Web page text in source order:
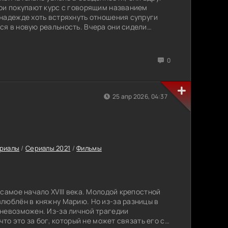
покупают курс с говорящим названием
хоть встряхнуть отношения супруги
в новую реальность. Вчера они сидели
на плохо срежиссированное шоу, чем на
Но чем дальше, тем меньше они
ссорятся, спорят, смеются, пытаются
всё ещё страшно. Но вскоре Коноваловы
и советы лишь поверхностная
трещину. За спальней прячется то, что
0
/ Сериалы 2021 /Фильмы
начало XVIII века. Молодой крепостной
в княжну Марию. Но из-за разницы в
Из-за личной трагедии
это за бог, который не может связать его с
25 апр 2026, 04:37